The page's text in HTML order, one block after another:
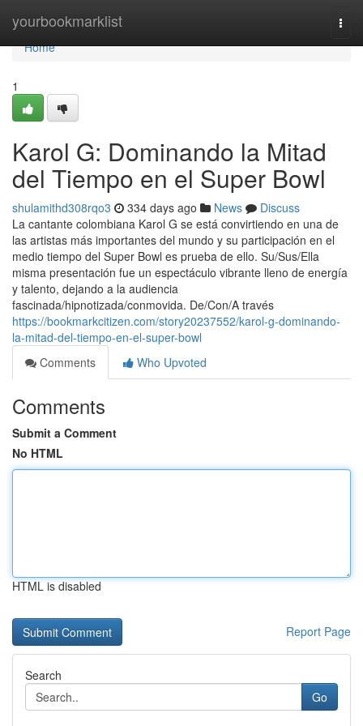
yourbookmarklist
Home
Home
1
Karol G: Dominando la Mitad
del Tiempo en el Super Bowl
shulamithd308rqo3 334 days ago News
Discuss
La cantante colombiana Karol G se está convirtiendo en una de
las artistas más importantes del mundo y su participación en el
medio tiempo del Super Bowl es prueba de ello. Su/Sus/Ella
misma presentación fue un espectáculo vibrante lleno de energía
y talento, dejando a la audiencia
fascinada/hipnotizada/conmovida. De/Con/A través
https://bookmarkcitizen.com/story20237552/karol-g-dominando-
la-mitad-del-tiempo-en-el-super-bowl
Comments
Who Upvoted
Comments
Submit a Comment
No HTML
HTML is disabled
Report Page
Search
Go